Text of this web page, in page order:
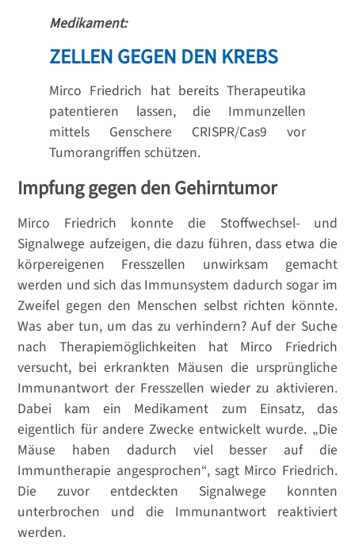
Medikament:
ZELLEN GEGEN DEN KREBS
Mirco Friedrich hat bereits Therapeutika
patentieren lassen, die Immunzellen
mittels Genschere CRISPR/Cas9 vor
Tumorangriffen schützen.
Impfung gegen den Gehirntumor
Mirco Friedrich konnte die Stoffwechsel- und
Signalwege aufzeigen, die dazu führen, dass etwa die
körpereigenen Fresszellen unwirksam gemacht
werden und sich das Immunsystem dadurch sogar im
Zweifel gegen den Menschen selbst richten könnte.
Was aber tun, um das zu verhindern? Auf der Suche
nach Therapiemöglichkeiten hat Mirco Friedrich
versucht, bei erkrankten Mäusen die ursprüngliche
Immunantwort der Fresszellen wieder zu aktivieren.
Dabei kam ein Medikament zum Einsatz, das
eigentlich für andere Zwecke entwickelt wurde. „Die
Mäuse haben dadurch viel besser auf die
Immuntherapie angesprochen“, sagt Mirco Friedrich.
Die zuvor entdeckten Signalwege konnten
unterbrochen und die Immunantwort reaktiviert
werden.